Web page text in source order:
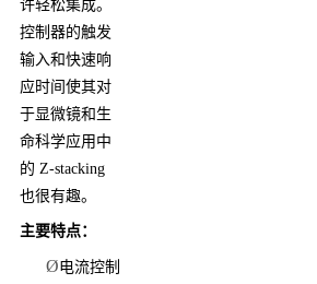
许轻松集成。
控制器的触发
输入和快速响
应时间使其对
于显微镜和生
命科学应用中
的 Z-stacking
也很有趣。
主要特点：
Ø 电流控制